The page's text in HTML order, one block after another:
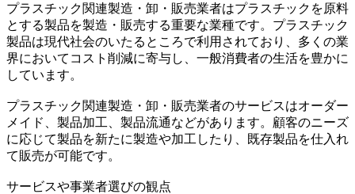
プラスチック関連製造・卸・販売業者はプラスチックを原料
とする製品を製造・販売する重要な業種です。プラスチック
製品は現代社会のいたるところで利用されており、多くの業
界においてコスト削減に寄与し、一般消費者の生活を豊かに
しています。
プラスチック関連製造・卸・販売業者のサービスはオーダー
メイド、製品加工、製品流通などがあります。顧客のニーズ
に応じて製品を新たに製造や加工したり、既存製品を仕入れ
て販売が可能です。
サービスや事業者選びの観点